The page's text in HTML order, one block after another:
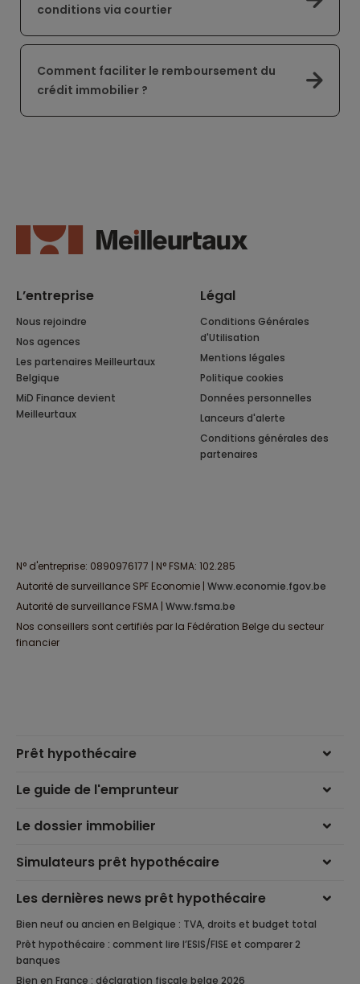
conditions via courtier
Comment faciliter le remboursement du
crédit immobilier ?
L’entreprise
Nous rejoindre
Nos agences
Les partenaires Meilleurtaux
Belgique
MiD Finance devient
Meilleurtaux
Légal
Conditions Générales
d'Utilisation
Mentions légales
Politique cookies
Données personnelles
Lanceurs d'alerte
Conditions générales des
partenaires
N° d'entreprise: 0890976177 | N° FSMA: 102.285
Autorité de surveillance SPF Economie |
www.economie.fgov.be
Autorité de surveillance FSMA |
www.fsma.be
Nos conseillers sont certifiés par la Fédération Belge du secteur
financier
Prêt hypothécaire
Le guide de l'emprunteur
Le dossier immobilier
Simulateurs prêt hypothécaire
Les dernières news prêt hypothécaire
Bien neuf ou ancien en Belgique : TVA, droits et budget total
Prêt hypothécaire : comment lire l’ESIS/FISE et comparer 2
banques
Bien en France : déclaration fiscale belge 2026